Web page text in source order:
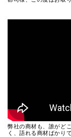
弊社の商材も、誰がど
く、語れる商材ばかりで